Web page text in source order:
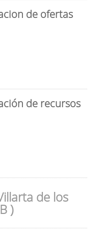
de ofertas
de recursos
de los
)